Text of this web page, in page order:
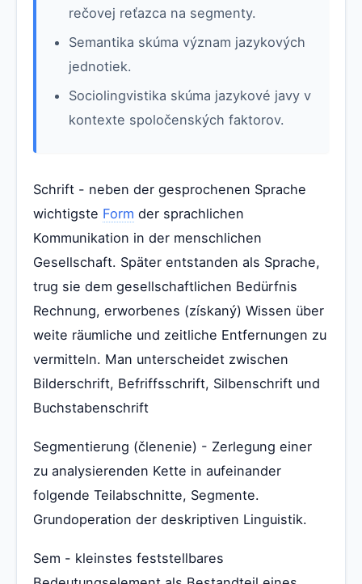
rečovej reťazca na segmenty.
Semantika skúma význam jazykových
jednotiek.
Sociolingvistika skúma jazykové javy v
kontexte spoločenských faktorov.
Schrift - neben der gesprochenen Sprache
wichtigste Form der sprachlichen
Kommunikation in der menschlichen
Gesellschaft. Später entstanden als Sprache,
trug sie dem gesellschaftlichen Bedürfnis
Rechnung, erworbenes (získaný) Wissen über
weite räumliche und zeitliche Entfernungen zu
vermitteln. Man unterscheidet zwischen
Bilderschrift, Befriffsschrift, Silbenschrift und
Buchstabenschrift
Segmentierung (členenie) - Zerlegung einer
zu analysierenden Kette in aufeinander
folgende Teilabschnitte, Segmente.
Grundoperation der deskriptiven Linguistik.
Sem - kleinstes feststellbares